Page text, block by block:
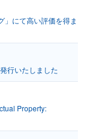
」にて高い評価を得ま
行いたしました
Property: